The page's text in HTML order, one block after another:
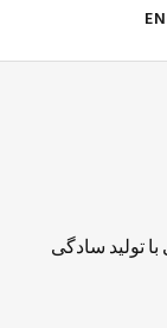
تولید سادگی